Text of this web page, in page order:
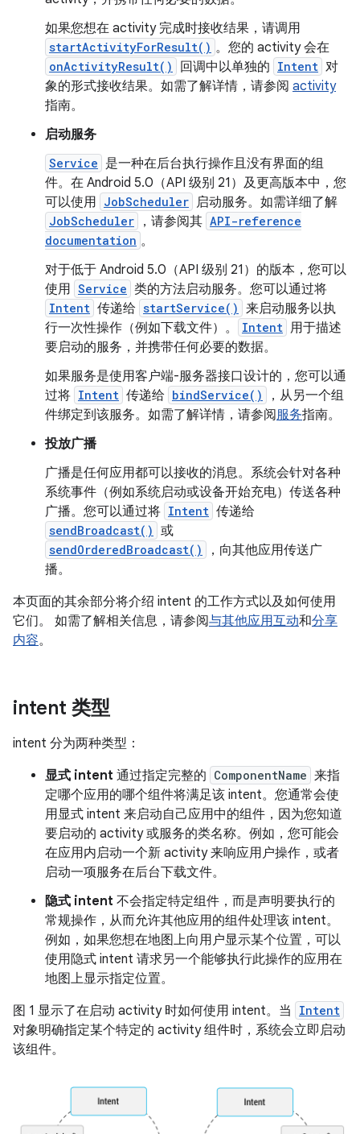
如果您想在 activity 完成时接收结果，请调用
startActivityForResult() 。您的 activity 会在
onActivityResult() 回调中以单独的 Intent 对
象的形式接收结果。如需了解详情，请参阅 activity
指南。
启动服务
Service 是一种在后台执行操作且没有界面的组
件。在 Android 5.0（API 级别 21）及更高版本中，您
可以使用 JobScheduler 启动服务。如需详细了解
JobScheduler ，请参阅其 API-reference
documentation 。
对于低于 Android 5.0（API 级别 21）的版本，您可以
使用 Service 类的方法启动服务。您可以通过将
Intent 传递给 startService() 来启动服务以执
行一次性操作（例如下载文件）。
Intent 用于描述
要启动的服务，并携带任何必要的数据。
如果服务是使用客户端-服务器接口设计的，您可以通
过将 Intent 传递给 bindService()
，从另一个组
件绑定到该服务。如需了解详情，请参阅服务指南。
投放广播
广播是任何应用都可以接收的消息。系统会针对各种
系统事件（例如系统启动或设备开始充电）传送各种
广播。您可以通过将 Intent 传递给
sendBroadcast() 或
sendOrderedBroadcast()
，向其他应用传送广
播。
本页面的其余部分将介绍 intent 的工作方式以及如何使用
它们。 如需了解相关信息，请参阅与其他应用互动和分享
内容。
intent 类型
intent 分为两种类型：
显式 intent 通过指定完整的 ComponentName 来指
定哪个应用的哪个组件将满足该 intent。您通常会使
用显式 intent 来启动自己应用中的组件，因为您知道
要启动的 activity 或服务的类名称。例如，您可能会
在应用内启动一个新 activity 来响应用户操作，或者
启动一项服务在后台下载文件。
隐式 intent 不会指定特定组件，而是声明要执行的
常规操作，从而允许其他应用的组件处理该 intent。
例如，如果您想在地图上向用户显示某个位置，可以
使用隐式 intent 请求另一个能够执行此操作的应用在
地图上显示指定位置。
图 1 显示了在启动 activity 时如何使用 intent。当
Intent
对象明确指定某个特定的 activity 组件时，系统会立即启动
该组件。